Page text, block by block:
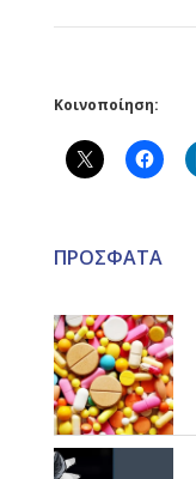
Κοινοποίηση:
ΠΡΟΣΦΑΤΑ